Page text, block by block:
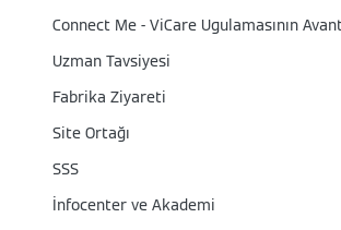
Connect Me - ViCare Ugulamasının
Uzman Tavsiyesi
Fabrika Ziyareti
Site Ortağı
SSS
İnfocenter ve Akademi